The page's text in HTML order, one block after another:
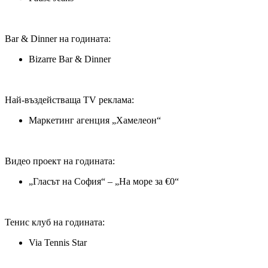
Bar & Dinner на годината:
Bizarre Bar & Dinner
Най-въздействаща TV реклама:
Маркетинг агенция „Хамелеон“
Видео проект на годината:
„Гласът на София“ – „На море за €0“
Тенис клуб на годината:
Via Tennis Star